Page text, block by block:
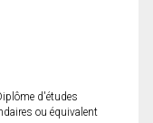
d'études
ou équivalent